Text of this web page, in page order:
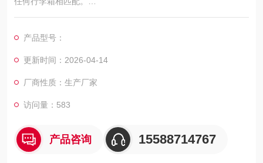
JuniorII德国宝华便携式空压机
验，在使用数量超过 100,000 台。 有关这方面的更多信息
产品型号：
更新时间：2026-04-14
厂商性质：生产厂家
访问量：583
产品咨询 15588714767